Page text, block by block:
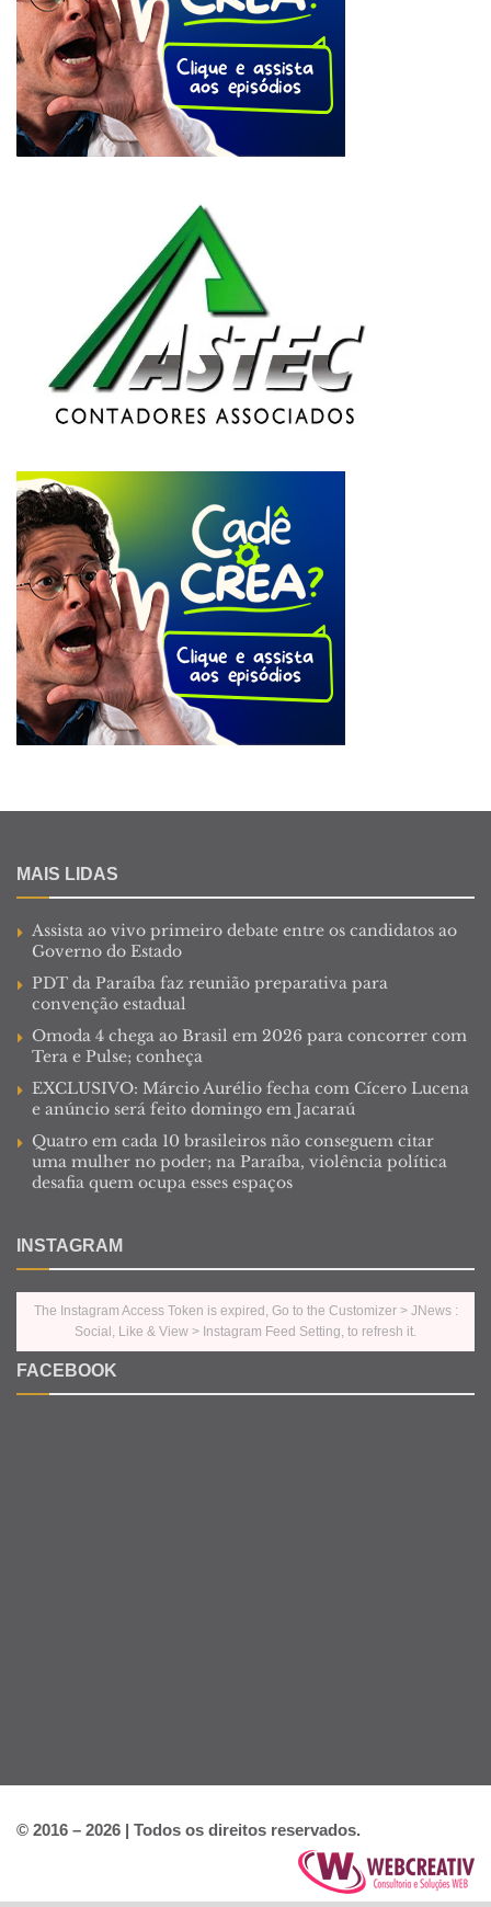
MAIS LIDAS
Assista ao vivo primeiro debate entre os candidatos ao
Governo do Estado
PDT da Paraíba faz reunião preparativa para
convenção estadual
Omoda 4 chega ao Brasil em 2026 para concorrer com
Tera e Pulse; conheça
EXCLUSIVO: Márcio Aurélio fecha com Cícero Lucena
e anúncio será feito domingo em Jacaraú
Quatro em cada 10 brasileiros não conseguem citar
uma mulher no poder; na Paraíba, violência política
desafia quem ocupa esses espaços
INSTAGRAM
The Instagram Access Token is expired, Go to the Customizer > JNews :
Social, Like & View > Instagram Feed Setting, to refresh it.
FACEBOOK
© 2016 – 2026 | Todos os direitos reservados.